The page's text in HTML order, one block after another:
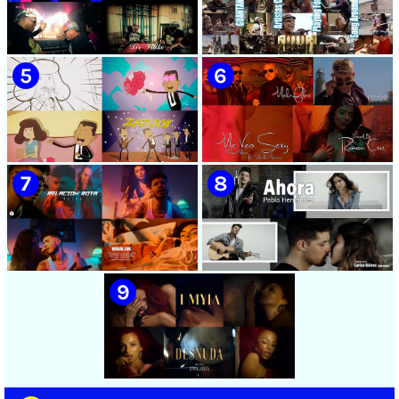
🟡 Chacal - ¨No Volveré¨ -
Videoclip - Dirección: Adrián
Sánchez Ávila
🟡 Adrián Berazaín & Luna
Manzanares - ¨Ya es
después¨ - Videoclip -
Dirección: Lester Hamlet
🟡 Sweet Lizzy Project -
¨Nothing Lasts¨ - Videoclip -
Dirección: Víctor Vinuesa
(Vitiko)
🟡 75 Artistas Cubanos
¨Guantanamera¨ - Playing
For Change - Song Around
The World
🟡 Zafiros - ¨Un nombre de
mujer¨ - Proyecto Anima
EGREM - Videoclip Animado
- Dirección: Landy García
🟡 Máxima Alerta & Eduardo
Antonio - ¨Me veo sexy¨ -
Videoclip - Dirección:
Ramón Cruz
🟡 Naldo - ¨Relación rota¨ 📺
Videoclip - 🎬 Director: Visual
EME
🟡 Pablo Hernández -
¨Ahora¨ 📺 Videoclip - 🎬
Director: Carlos Gómez